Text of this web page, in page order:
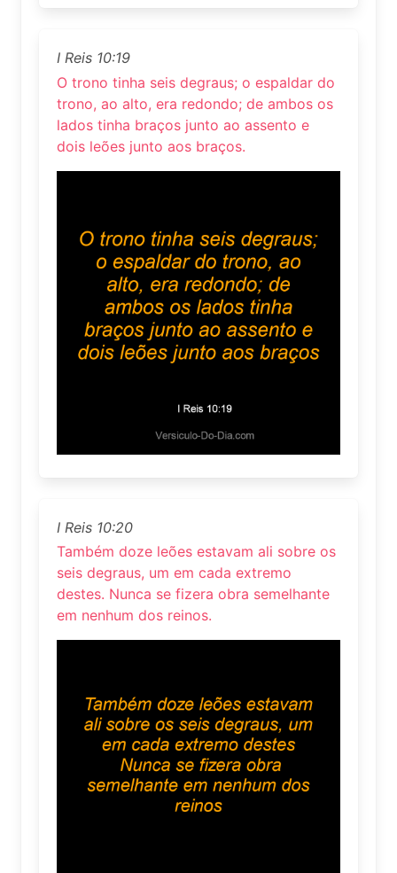
I Reis 10:19
O trono tinha seis degraus; o espaldar do
trono, ao alto, era redondo; de ambos os
lados tinha braços junto ao assento e
dois leões junto aos braços.
I Reis 10:20
Também doze leões estavam ali sobre os
seis degraus, um em cada extremo
destes. Nunca se fizera obra semelhante
em nenhum dos reinos.